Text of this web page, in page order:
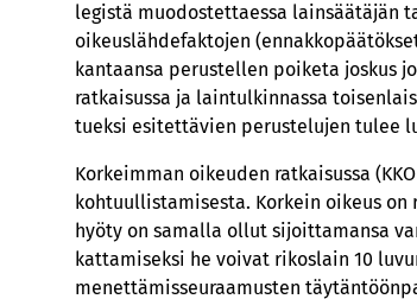
legistä muodostettaessa lainsäätäjän
oikeuslähdefaktojen
kantaansa perustellen poiketa joskus
ratkaisussa ja laintulkinnassa
tueksi esitettävien perustelujen tulee
Korkeimman oikeuden ratkaisussa
kohtuullistamisesta. Korkein oikeus
hyöty on samalla ollut sijoittamansa
kattamiseksi he voivat rikoslain 10
menettämisseuraamusten